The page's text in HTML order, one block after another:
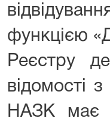
функцією
Реєстру
відомості
НАЗК має